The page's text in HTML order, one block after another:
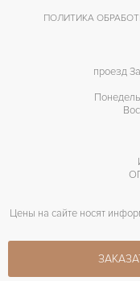
ПОЛИТИКА
проезд
Цены на сайте носят